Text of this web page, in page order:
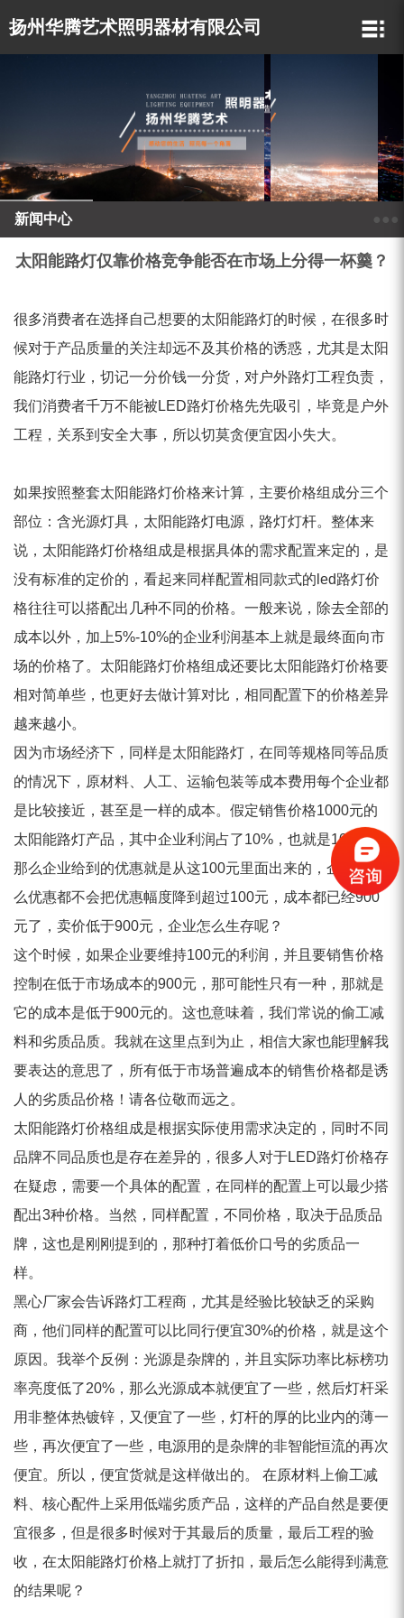
扬州华腾艺术照明器材有限公司
●●●
新闻中心
太阳能路灯仅靠价格竞争能否在市场上分得一杯羹？
很多消费者在选择自己想要的太阳能路灯的时候，在很多时
候对于产品质量的关注却远不及其价格的诱惑，尤其是太阳
能路灯行业，切记一分价钱一分货，对户外路灯工程负责，
我们消费者千万不能被LED路灯价格先先吸引，毕竟是户外
工程，关系到安全大事，所以切莫贪便宜因小失大。
如果按照整套太阳能路灯价格来计算，主要价格组成分三个
部位：含光源灯具，太阳能路灯电源，路灯灯杆。整体来
说，太阳能路灯价格组成是根据具体的需求配置来定的，是
没有标准的定价的，看起来同样配置相同款式的led路灯价
格往往可以搭配出几种不同的价格。一般来说，除去全部的
成本以外，加上5%-10%的企业利润基本上就是最终面向市
场的价格了。太阳能路灯价格组成还要比太阳能路灯价格要
相对简单些，也更好去做计算对比，相同配置下的价格差异
越来越小。
因为市场经济下，同样是太阳能路灯，在同等规格同等品质
的情况下，原材料、人工、运输包装等成本费用每个企业都
是比较接近，甚至是一样的成本。假定销售价格1000元的
太阳能路灯产品，其中企业利润占了10%，也就是100元，
那么企业给到的优惠就是从这100元里面出来的，企业再怎
么优惠都不会把优惠幅度降到超过100元，成本都已经900
元了，卖价低于900元，企业怎么生存呢？
这个时候，如果企业要维持100元的利润，并且要销售价格
控制在低于市场成本的900元，那可能性只有一种，那就是
它的成本是低于900元的。这也意味着，我们常说的偷工减
料和劣质品质。我就在这里点到为止，相信大家也能理解我
要表达的意思了，所有低于市场普遍成本的销售价格都是诱
人的劣质品价格！请各位敬而远之。
太阳能路灯价格组成是根据实际使用需求决定的，同时不同
品牌不同品质也是存在差异的，很多人对于LED路灯价格存
在疑虑，需要一个具体的配置，在同样的配置上可以最少搭
配出3种价格。当然，同样配置，不同价格，取决于品质品
牌，这也是刚刚提到的，那种打着低价口号的劣质品一
样。
黑心厂家会告诉路灯工程商，尤其是经验比较缺乏的采购
商，他们同样的配置可以比同行便宜30%的价格，就是这个
原因。我举个反例：光源是杂牌的，并且实际功率比标榜功
率亮度低了20%，那么光源成本就便宜了一些，然后灯杆采
用非整体热镀锌，又便宜了一些，灯杆的厚的比业内的薄一
些，再次便宜了一些，电源用的是杂牌的非智能恒流的再次
便宜。所以，便宜货就是这样做出的。 在原材料上偷工减
料、核心配件上采用低端劣质产品，这样的产品自然是要便
宜很多，但是很多时候对于其最后的质量，最后工程的验
收，在太阳能路灯价格上就打了折扣，最后怎么能得到满意
的结果呢？